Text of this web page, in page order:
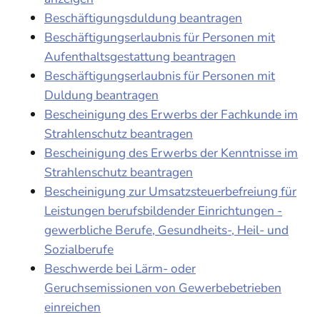
Beschäftigungsduldung beantragen
Beschäftigungserlaubnis für Personen mit
Aufenthaltsgestattung beantragen
Beschäftigungserlaubnis für Personen mit
Duldung beantragen
Bescheinigung des Erwerbs der Fachkunde im
Strahlenschutz beantragen
Bescheinigung des Erwerbs der Kenntnisse im
Strahlenschutz beantragen
Bescheinigung zur Umsatzsteuerbefreiung für
Leistungen berufsbildender Einrichtungen -
gewerbliche Berufe, Gesundheits-, Heil- und
Sozialberufe
Beschwerde bei Lärm- oder
Geruchsemissionen von Gewerbebetrieben
einreichen